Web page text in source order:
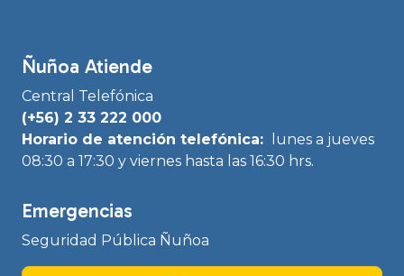
Ñuñoa Atiende
Central Telefónica
(+56) 2 33 222 000
Horario de atención telefónica:
lunes a jueves
08:30 a 17:30 y viernes hasta las 16:30 hrs.
Emergencias
Seguridad Pública Ñuñoa